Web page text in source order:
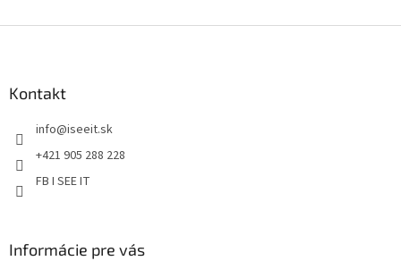
Kontakt
info@iseeit.sk
+421 905 288 228
FB I SEE IT
Informácie pre vás